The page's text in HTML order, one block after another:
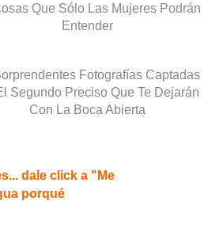
Que Sólo Las Mujeres Podrán
Entender
Fotografías Captadas
Segundo Preciso Que Te Dejarán
Con La Boca Abierta
dale click a "Me
porqué